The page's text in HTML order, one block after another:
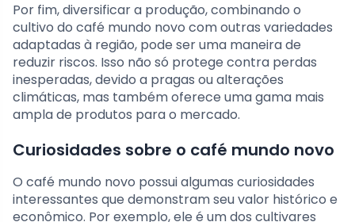
Por fim, diversificar a produção, combinando o
cultivo do café mundo novo com outras variedades
adaptadas à região, pode ser uma maneira de
reduzir riscos. Isso não só protege contra perdas
inesperadas, devido a pragas ou alterações
climáticas, mas também oferece uma gama mais
ampla de produtos para o mercado.
Curiosidades sobre o café mundo novo
O café mundo novo possui algumas curiosidades
interessantes que demonstram seu valor histórico e
econômico. Por exemplo, ele é um dos cultivares